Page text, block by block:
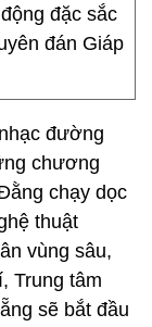
đặc sắc
đán Giáp
đường
chương
chạy dọc
thuật
vùng sâu,
Trung tâm
sẽ bắt đầu